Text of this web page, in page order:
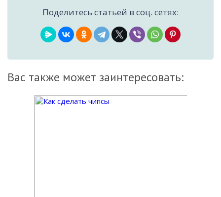
Поделитесь статьей в соц. сетях:
Вас также может заинтересовать: